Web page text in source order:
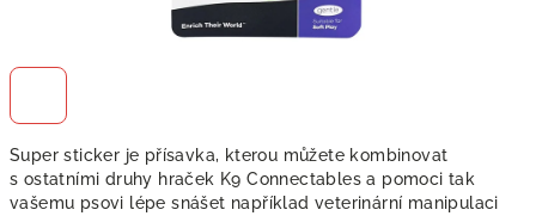
Super sticker je přísavka, kterou můžete kombinovat
s ostatními druhy hraček K9 Connectables a pomoci tak
vašemu psovi lépe snášet například veterinární manipulaci